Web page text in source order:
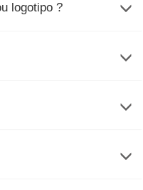
logotipo ?